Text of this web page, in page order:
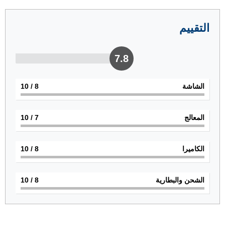
التقييم
7.8
الشاشة 8
/ 10
المعالج 7
/ 10
الكاميرا 8
/ 10
الشحن والبطارية 8
/ 10